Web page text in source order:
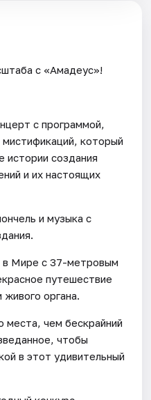
с «Амадеус»!
с программой,
который
истории создания
и их настоящих
и музыка с
в Мире с 37-метровым
путешествие
живого органа.
чем бескрайний
чтобы
в этот удивительный